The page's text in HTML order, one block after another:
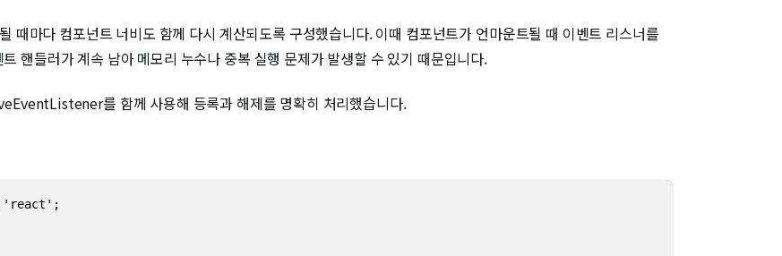
때마다 컴포넌트 너비도 함께 다시 계산되도록 구성했습니다. 이때 컴포넌트가 언마운트될 때 이벤트 리스너를
핸들러가 계속 남아 메모리 누수나 중복 실행 문제가 발생할 수 있기 때문입니다.
를 함께 사용해 등록과 해제를 명확히 처리했습니다.
'react';